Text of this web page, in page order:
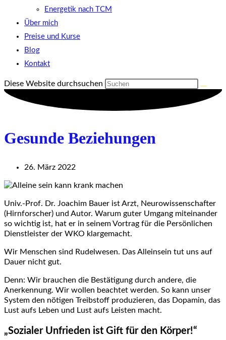
Energetik nach TCM
Über mich
Preise und Kurse
Blog
Kontakt
Diese Website durchsuchen
Gesunde Beziehungen
26. März 2022
Univ.-Prof. Dr. Joachim Bauer ist Arzt, Neurowissenschafter
(Hirnforscher) und Autor. Warum guter Umgang miteinander
so wichtig ist, hat er in seinem Vortrag für die Persönlichen
Dienstleister der WKO klargemacht.
Wir Menschen sind Rudelwesen. Das Alleinsein tut uns auf
Dauer nicht gut.
Denn: Wir brauchen die Bestätigung durch andere, die
Anerkennung. Wir wollen beachtet werden. So kann unser
System den nötigen Treibstoff produzieren, das Dopamin, das
Lust aufs Leben und Lust aufs Leisten macht.
„Sozialer Unfrieden ist Gift für den Körper!“